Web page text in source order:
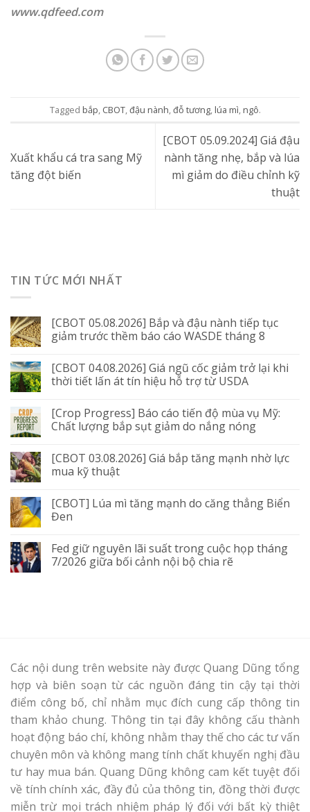
www.qdfeed.com
Tagged bắp, CBOT,đậu nành,đỗ tương, lúa mì, ngô.
Xuất khẩu cá tra sang Mỹ
tăng đột biến
[CBOT 05.09.2024] Giá đậu
nành tăng nhẹ, bắp và lúa
mì giảm do điều chỉnh kỹ
thuật
TIN TỨC MỚI NHẤT
[CBOT 05.08.2026] Bắp và đậu nành tiếp tục
giảm trước thềm báo cáo WASDE tháng 8
[CBOT 04.08.2026] Giá ngũ cốc giảm trở lại khi
thời tiết lấn át tín hiệu hỗ trợ từ USDA
[Crop Progress] Báo cáo tiến độ mùa vụ Mỹ:
Chất lượng bắp sụt giảm do nắng nóng
[CBOT 03.08.2026] Giá bắp tăng mạnh nhờ lực
mua kỹ thuật
[CBOT] Lúa mì tăng mạnh do căng thẳng Biển
Đen
Fed giữ nguyên lãi suất trong cuộc họp tháng
7/2026 giữa bối cảnh nội bộ chia rẽ
Các nội dung trên website này được Quang Dũng tổng
hợp và biên soạn từ các nguồn đáng tin cậy tại thời
điểm công bố, chỉ nhằm mục đích cung cấp thông tin
tham khảo chung. Thông tin tại đây không cấu thành
hoạt động báo chí, không nhằm thay thế cho các tư vấn
chuyên môn và không mang tính chất khuyến nghị đầu
tư hay mua bán. Quang Dũng không cam kết tuyệt đối
về tính chính xác, đầy đủ của thông tin, đồng thời được
miễn trừ mọi trách nhiệm pháp lý đối với bất kỳ thiệt